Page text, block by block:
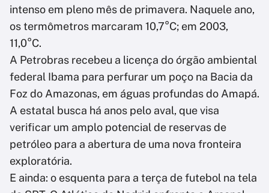
intenso em pleno mês de primavera. Naquele ano,
os termômetros marcaram 10,7°C; em 2003,
11,0°C.
A Petrobras recebeu a licença do órgão ambiental
federal Ibama para perfurar um poço na Bacia da
Foz do Amazonas, em águas profundas do Amapá.
A estatal busca há anos pelo aval, que visa
verificar um amplo potencial de reservas de
petróleo para a abertura de uma nova fronteira
exploratória.
E ainda: o esquenta para a terça de futebol na tela